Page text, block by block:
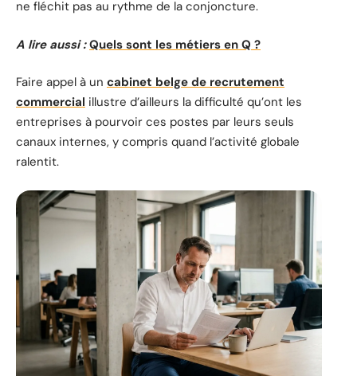
ne fléchit pas au rythme de la conjoncture.
A lire aussi : Quels sont les métiers en Q ?
Faire appel à un cabinet belge de recrutement
commercial illustre d’ailleurs la difficulté qu’ont les
entreprises à pourvoir ces postes par leurs seuls
canaux internes, y compris quand l’activité globale
ralentit.